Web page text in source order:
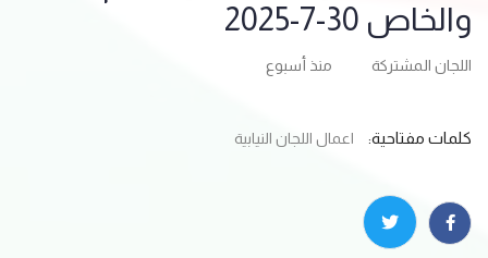
والخاص 30-7-2025
اللجان المشتركة منذ أسبوع
كلمات مفتاحية: اعمال اللجان النيابية